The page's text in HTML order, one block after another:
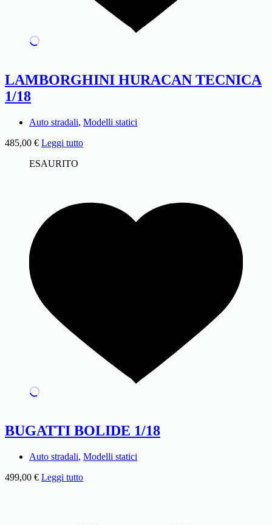
LAMBORGHINI HURACAN TECNICA
1/18
Auto stradali, Modelli statici
485,00 € Leggi tutto
ESAURITO
BUGATTI BOLIDE 1/18
Auto stradali, Modelli statici
499,00 € Leggi tutto